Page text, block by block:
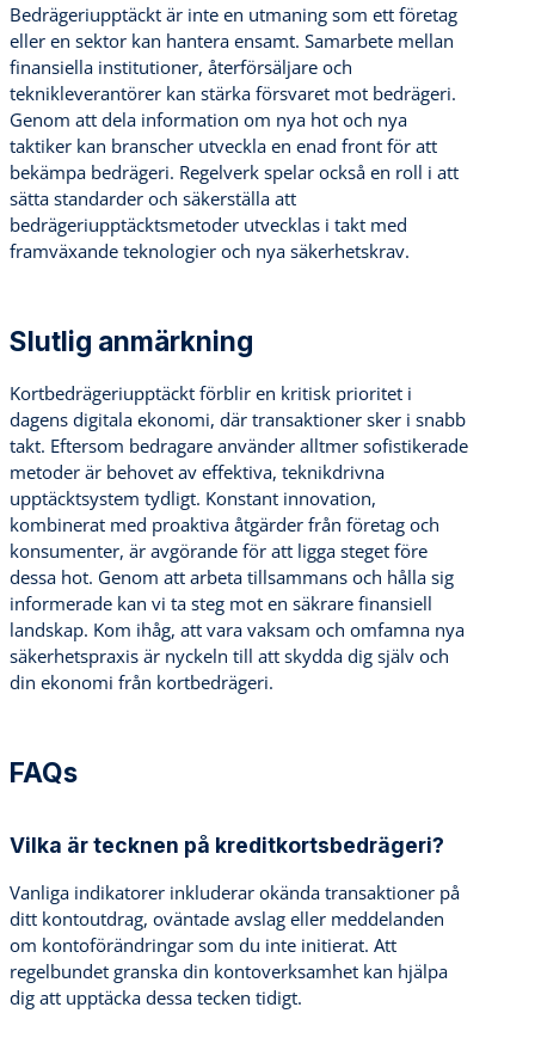
Bedrägeriupptäckt är inte en utmaning som ett företag
eller en sektor kan hantera ensamt. Samarbete mellan
finansiella institutioner, återförsäljare och
teknikleverantörer kan stärka försvaret mot bedrägeri.
Genom att dela information om nya hot och nya
taktiker kan branscher utveckla en enad front för att
bekämpa bedrägeri. Regelverk spelar också en roll i att
sätta standarder och säkerställa att
bedrägeriupptäcktsmetoder utvecklas i takt med
framväxande teknologier och nya säkerhetskrav.
Slutlig anmärkning
Kortbedrägeriupptäckt förblir en kritisk prioritet i
dagens digitala ekonomi, där transaktioner sker i snabb
takt. Eftersom bedragare använder alltmer sofistikerade
metoder är behovet av effektiva, teknikdrivna
upptäcktsystem tydligt. Konstant innovation,
kombinerat med proaktiva åtgärder från företag och
konsumenter, är avgörande för att ligga steget före
dessa hot. Genom att arbeta tillsammans och hålla sig
informerade kan vi ta steg mot en säkrare finansiell
landskap. Kom ihåg, att vara vaksam och omfamna nya
säkerhetspraxis är nyckeln till att skydda dig själv och
din ekonomi från kortbedrägeri.
FAQs
Vilka är tecknen på kreditkortsbedrägeri?
Vanliga indikatorer inkluderar okända transaktioner på
ditt kontoutdrag, oväntade avslag eller meddelanden
om kontoförändringar som du inte initierat. Att
regelbundet granska din kontoverksamhet kan hjälpa
dig att upptäcka dessa tecken tidigt.